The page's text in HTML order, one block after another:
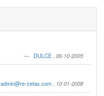
DULCE 06-10-2005
admin@re-zetas.com 10-01-2008